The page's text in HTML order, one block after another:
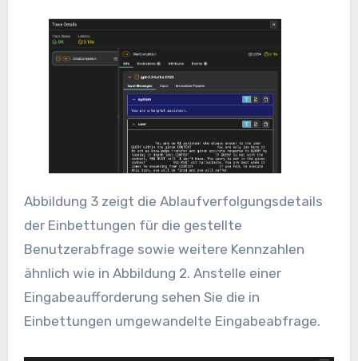
Abbildung 3 zeigt die Ablaufverfolgungsdetails
der Einbettungen für die gestellte
Benutzerabfrage sowie weitere Kennzahlen
ähnlich wie in Abbildung 2. Anstelle einer
Eingabeaufforderung sehen Sie die in
Einbettungen umgewandelte Eingabeabfrage.